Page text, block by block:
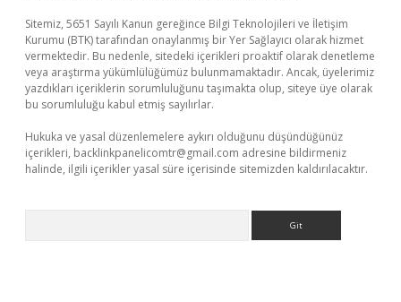
Sitemiz, 5651 Sayılı Kanun gereğince Bilgi Teknolojileri ve İletişim
Kurumu (BTK) tarafından onaylanmış bir Yer Sağlayıcı olarak hizmet
vermektedir. Bu nedenle, sitedeki içerikleri proaktif olarak denetleme
veya araştırma yükümlülüğümüz bulunmamaktadır. Ancak, üyelerimiz
yazdıkları içeriklerin sorumluluğunu taşımakta olup, siteye üye olarak
bu sorumluluğu kabul etmiş sayılırlar.
Hukuka ve yasal düzenlemelere aykırı olduğunu düşündüğünüz
içerikleri, backlinkpanelicomtr@gmail.com adresine bildirmeniz
halinde, ilgili içerikler yasal süre içerisinde sitemizden kaldırılacaktır.